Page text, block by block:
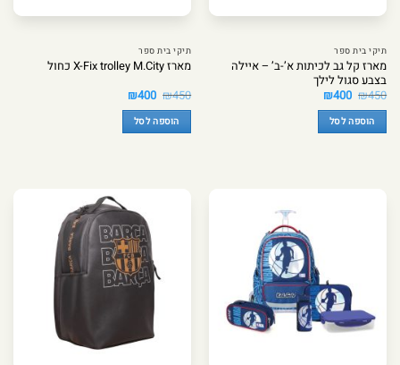
תיקי בית ספר
מארז קל גב לכיתות א’-ב’ – איילה
בצבע סגול לילך
₪450 המחיר
המקורי
היה:
₪450.
₪400 המחיר
הנוכחי
הוא:
₪400. הוספה לסל
תיקי בית ספר
מארז X-Fix trolley M.City כחול
₪450 המחיר
המקורי
היה:
₪450.
₪400 המחיר
הנוכחי
הוא:
₪400. הוספה לסל